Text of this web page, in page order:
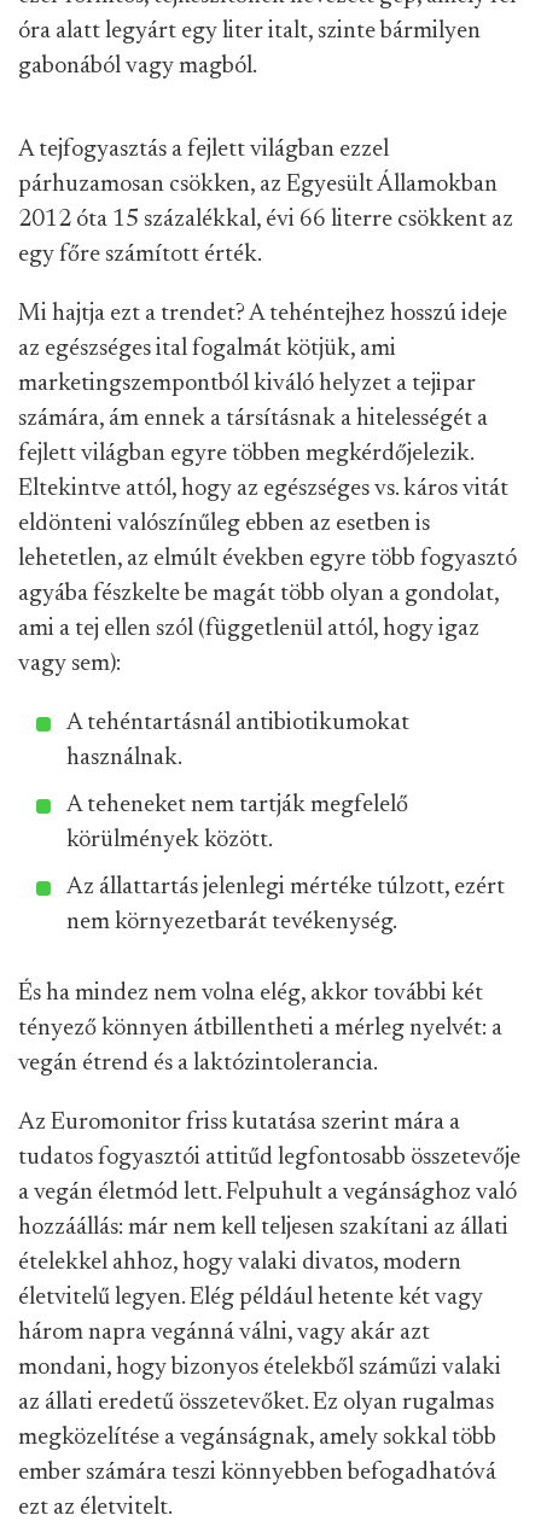
óra alatt legyárt egy liter italt, szinte bármilyen
gabonából vagy magból.
A tejfogyasztás a fejlett világban ezzel
párhuzamosan csökken, az Egyesült Államokban
2012 óta 15 százalékkal, évi 66 literre csökkent az
egy főre számított érték.
Mi hajtja ezt a trendet? A tehéntejhez hosszú ideje
az egészséges ital fogalmát kötjük, ami
marketingszempontból kiváló helyzet a tejipar
számára, ám ennek a társításnak a hitelességét a
fejlett világban egyre többen megkérdőjelezik.
Eltekintve attól, hogy az egészséges vs. káros vitát
eldönteni valószínűleg ebben az esetben is
lehetetlen, az elmúlt években egyre több fogyasztó
agyába fészkelte be magát több olyan a gondolat,
ami a tej ellen szól (függetlenül attól, hogy igaz
vagy sem):
A tehéntartásnál antibiotikumokat
használnak.
A teheneket nem tartják megfelelő
körülmények között.
Az állattartás jelenlegi mértéke túlzott, ezért
nem környezetbarát tevékenység.
És ha mindez nem volna elég, akkor további két
tényező könnyen átbillentheti a mérleg nyelvét: a
vegán étrend és a laktózintolerancia.
Az Euromonitor friss kutatása szerint mára a
tudatos fogyasztói attitűd legfontosabb összetevője
a vegán életmód lett. Felpuhult a vegánsághoz való
hozzáállás: már nem kell teljesen szakítani az állati
ételekkel ahhoz, hogy valaki divatos, modern
életvitelű legyen. Elég például hetente két vagy
három napra vegánná válni, vagy akár azt
mondani, hogy bizonyos ételekből száműzi valaki
az állati eredetű összetevőket. Ez olyan rugalmas
megközelítése a vegánságnak, amely sokkal több
ember számára teszi könnyebben befogadhatóvá
ezt az életvitelt.